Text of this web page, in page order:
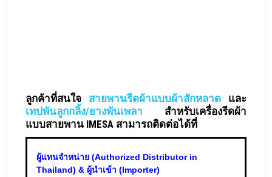
ลูกค้าที่สนใจ สายพานรีดผ้าแบบผ้าสักหลาด และ
เทปพันลูกกลิ้ง/ยางพันเพลา สำหรับเครื่องรีดผ้า
แบบสายพาน IMESA สามารถติดต่อได้ที่
ผู้แทนจำหน่าย (Authorized Distributor in
Thailand) & ผู้นำเข้า (Importer)